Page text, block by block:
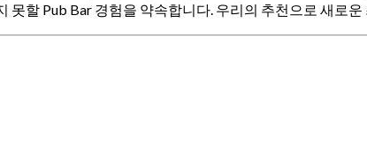
못할 Pub Bar 경험을 약속합니다. 우리의 추천으로 새로